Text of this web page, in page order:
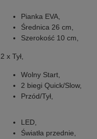
Pianka EVA,
Średnica 26 cm,
Szerokość 10 cm,
2 x Tył,
Wolny Start,
2 biegi Quick/Slow,
Przód/Tył,
LED,
Światła przednie,